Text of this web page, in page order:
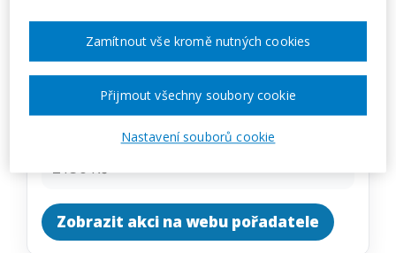
14. 01. 2027
MÍSTO
Moravskoslezský
2150 Kč
Zobrazit akci na webu pořadatele
Nastavení souborů cookie
Zamítnout vše kromě nutných cookies
Přijmout všechny soubory cookie